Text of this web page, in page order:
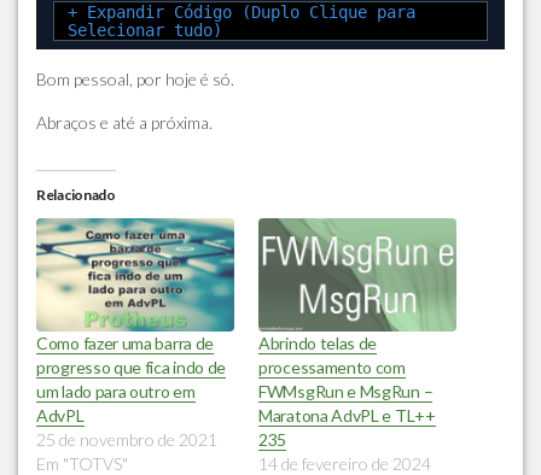
+ Expandir Código (Duplo Clique para
Selecionar tudo)
Bom pessoal, por hoje é só.
Abraços e até a próxima.
Relacionado
Como fazer uma barra de
progresso que fica indo de
um lado para outro em
AdvPL
25 de novembro de 2021
Em "TOTVS"
Abrindo telas de
processamento com
FWMsgRun e MsgRun –
Maratona AdvPL e TL++
235
14 de fevereiro de 2024